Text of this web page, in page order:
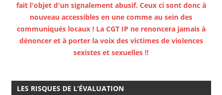
fait l'objet d'un signalement abusif. Ceux ci sont donc à
nouveau accessibles en une comme au sein des
communiqués locaux ! La CGT IP ne renoncera jamais à
dénoncer et à porter la voix des victimes de violences
sexistes et sexuelles !!
LES RISQUES DE L’ÉVALUATION